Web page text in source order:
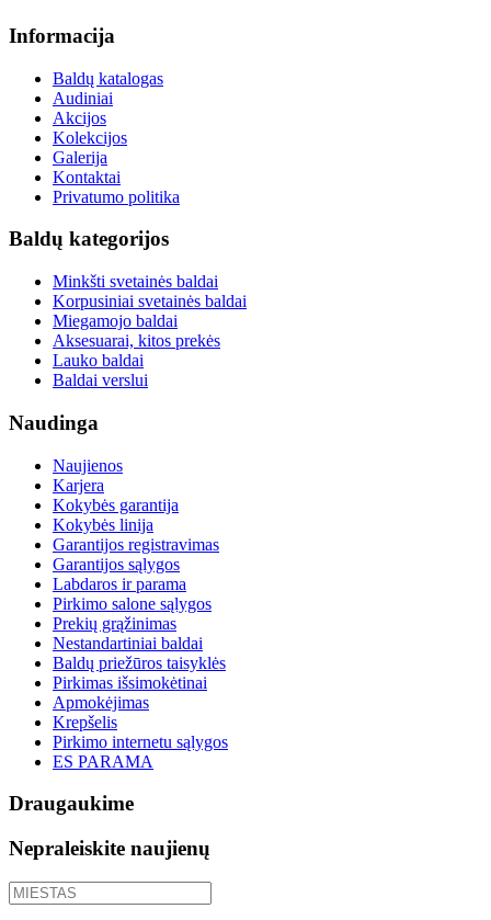
Informacija
Baldų katalogas
Audiniai
Akcijos
Kolekcijos
Galerija
Kontaktai
Privatumo politika
Baldų kategorijos
Minkšti svetainės baldai
Korpusiniai svetainės baldai
Miegamojo baldai
Aksesuarai, kitos prekės
Lauko baldai
Baldai verslui
Naudinga
Naujienos
Karjera
Kokybės garantija
Kokybės linija
Garantijos registravimas
Garantijos sąlygos
Labdaros ir parama
Pirkimo salone sąlygos
Prekių grąžinimas
Nestandartiniai baldai
Baldų priežūros taisyklės
Pirkimas išsimokėtinai
Apmokėjimas
Krepšelis
Pirkimo internetu sąlygos
ES PARAMA
Draugaukime
Nepraleiskite naujienų